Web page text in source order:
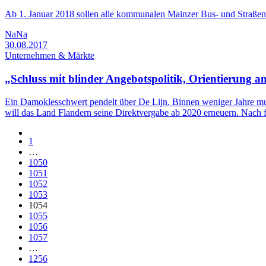
Ab 1. Januar 2018 sollen alle kommunalen Mainzer Bus- und
NaNa
30.08.2017
Unternehmen & Märkte
„Schluss mit blinder Angebotspolitik, Orientierung
Ein Damoklesschwert pendelt über De Lijn. Binnen weniger Jahre
will das Land Flandern seine Direktvergabe ab 2020 erneuern.
1
…
1050
1051
1052
1053
1054
1055
1056
1057
…
1256